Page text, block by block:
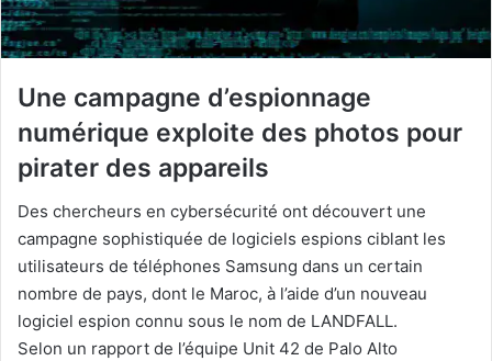
Une campagne d’espionnage
numérique exploite des photos pour
pirater des appareils
Des chercheurs en cybersécurité ont découvert une
campagne sophistiquée de logiciels espions ciblant les
utilisateurs de téléphones Samsung dans un certain
nombre de pays, dont le Maroc, à l’aide d’un nouveau
logiciel espion connu sous le nom de LANDFALL.
Selon un rapport de l’équipe Unit 42 de Palo Alto